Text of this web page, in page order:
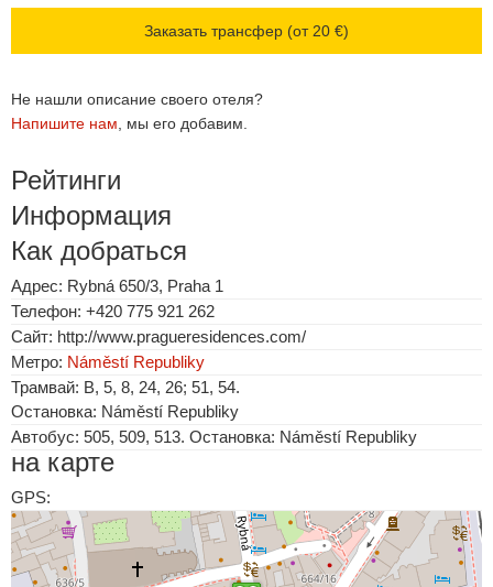
Заказать трансфер (от 20 €)
Не нашли описание своего отеля?
Напишите нам, мы его добавим.
Рейтинги
Информация
Как добраться
Адрес: Rybná 650/3, Praha 1
Телефон: +420 775 921 262
Сайт: http://www.pragueresidences.com/
Метро: Náměstí Republiky
Трамвай: B, 5, 8, 24, 26; 51, 54.
Остановка: Náměstí Republiky
Автобус: 505, 509, 513. Остановка: Náměstí Republiky
на карте
GPS: